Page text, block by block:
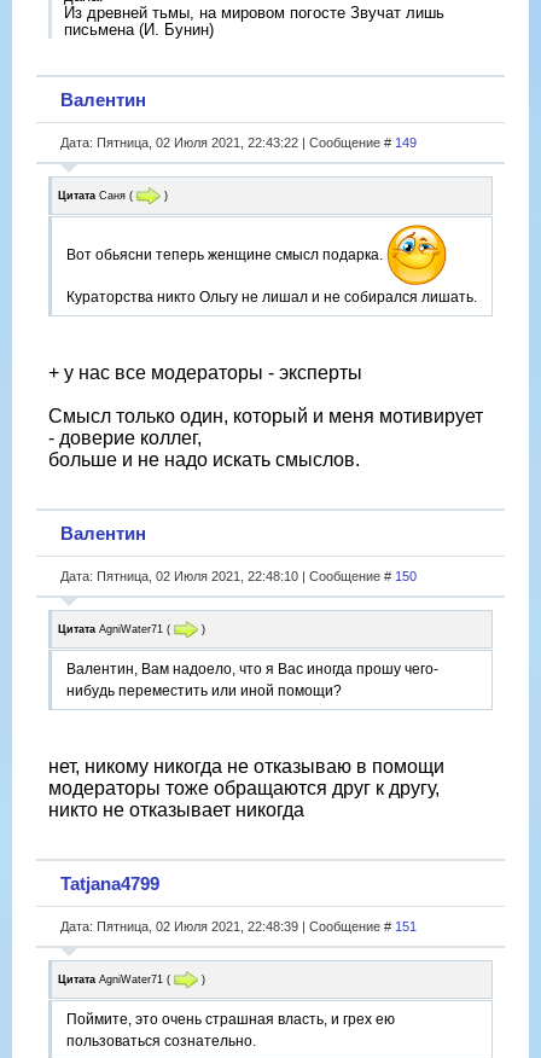
Из древней тьмы, на мировом погосте Звучат лишь
письмена (И. Бунин)
Валентин
Дата: Пятница, 02 Июля 2021, 22:43:22 | Сообщение # 149
Цитата Саня ( )
Вот обьясни теперь женщине смысл подарка.
Кураторства никто Ольгу не лишал и не собирался лишать.
+ у нас все модераторы - эксперты
Смысл только один, который и меня мотивирует
- доверие коллег,
больше и не надо искать смыслов.
Валентин
Дата: Пятница, 02 Июля 2021, 22:48:10 | Сообщение # 150
Цитата AgniWater71 ( )
Валентин, Вам надоело, что я Вас иногда прошу чего-
нибудь переместить или иной помощи?
нет, никому никогда не отказываю в помощи
модераторы тоже обращаются друг к другу,
никто не отказывает никогда
Tatjana4799
Дата: Пятница, 02 Июля 2021, 22:48:39 | Сообщение # 151
Цитата AgniWater71 ( )
Поймите, это очень страшная власть, и грех ею
пользоваться сознательно.